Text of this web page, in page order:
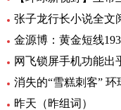
张子龙行长小说全文
金源博：黄金短线
网飞锁屏手机功能出
消失的“雪糕刺客” 环
昨天（昨组词）